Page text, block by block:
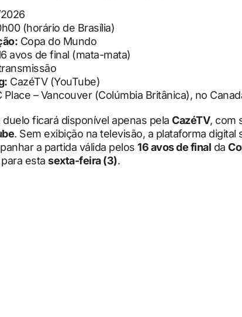
(horário de Brasília)
Copa do Mundo
avos de final (mata-mata)
CazéTV (YouTube)
Place – Vancouver (Colúmbia Britânica), no
ficará disponível apenas pela CazéTV, com
. Sem exibição na televisão, a plataforma digital
a partida válida pelos 16 avos de final da
esta sexta-feira (3).